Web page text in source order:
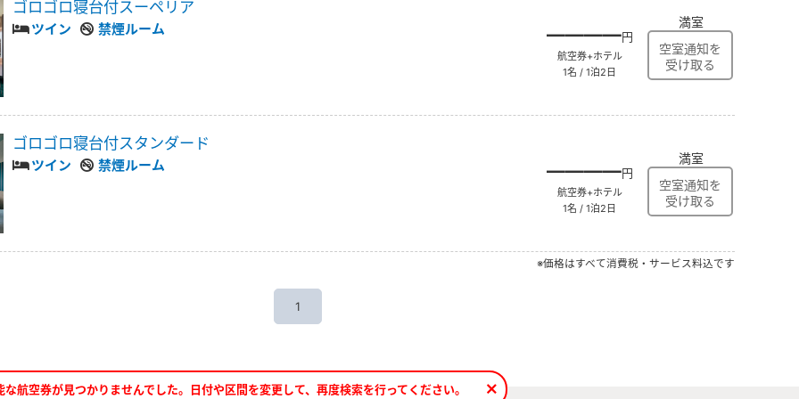
ゴロゴロ寝台付スーペリア
ツイン 禁煙ルーム ――――円
航空券+ホテル
1名 / 1泊2日
満室
ゴロゴロ寝台付スタンダード
ツイン 禁煙ルーム ――――円
航空券+ホテル
1名 / 1泊2日
満室
※価格はすべて消費税・サービス料込です
1
航空券が見つかりませんでした。日付や区間を変更して、再度検索を行ってください。